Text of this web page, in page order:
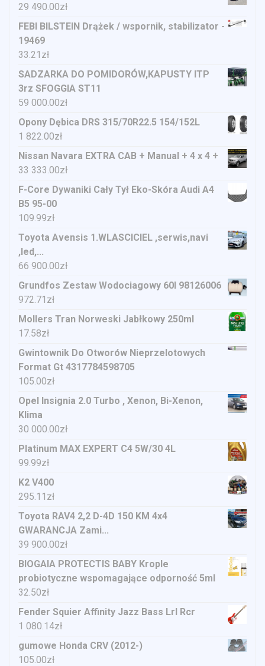
29 490.00zł
FEBI BILSTEIN Drążek / wspornik, stabilizator -
19469
33.21 zł
SADZARKA DO POMIDORÓW,KAPUSTY ITP
3rz SFOGGIA ST11
59 000.00zł
Opony Dębica DRS 315/70R22.5 154/152L
1 822.00zł
Nissan Navara EXTRA CAB + Manual + 4 x 4 +
33 333.00zł
F-Core Dywaniki Cały Tył Eko-Skóra Audi A4
B5 95-00
109.99zł
Toyota Avensis 1.WLASCICIEL ,serwis,navi
,led,...
66 900.00zł
Grundfos Zestaw Wodociagowy 60l 98126006
972.71 zł
Mollers Tran Norweski Jabłkowy 250ml
17.58zł
Gwintownik Do Otworów Nieprzelotowych
Format Gt 4317784598705
105.00zł
Opel Insignia 2.0 Turbo , Xenon, Bi-Xenon,
Klima
30 000.00zł
Platinum MAX EXPERT C4 5W/30 4L
99.99zł
K2 V400
295.11 zł
Toyota RAV4 2,2 D-4D 150 KM 4x4
GWARANCJA Zami...
39 900.00zł
BIOGAIA PROTECTIS BABY Krople
probiotyczne wspomagające odporność 5ml
32.50zł
Fender Squier Affinity Jazz Bass Lrl Rcr
1 080.14zł
gumowe Honda CRV (2012-)
105.00zł